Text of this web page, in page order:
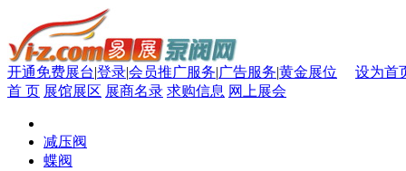
开通免费展台|登录|会员推广服务|广告服务|黄金展位
设为首
首 页 展馆展区 展商名录 求购信息 网上展会
减压阀
蝶阀